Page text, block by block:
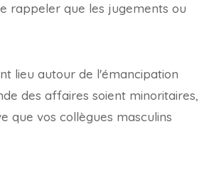
rappeler que les jugements ou
lieu autour de l'émancipation
des affaires soient minoritaires,
que vos collègues masculins